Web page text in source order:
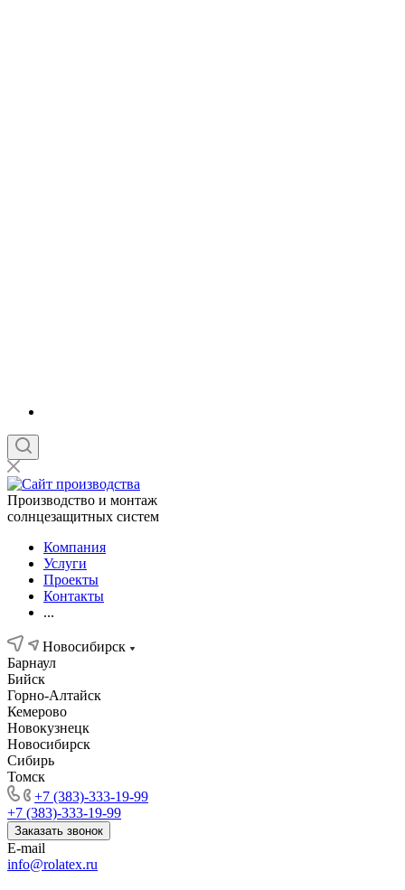
Производство и монтаж
солнцезащитных систем
Компания
Услуги
Проекты
Контакты
...
Новосибирск
Барнаул
Бийск
Горно-Алтайск
Кемерово
Новокузнецк
Новосибирск
Сибирь
Томск
+7 (383)-333-19-99
+7 (383)-333-19-99
Заказать звонок
E-mail
info@rolatex.ru